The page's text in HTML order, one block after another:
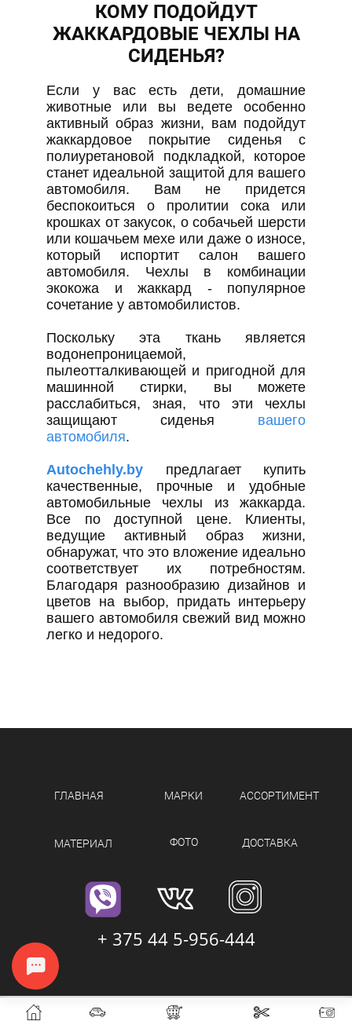
КОМУ ПОДОЙДУТ
ЖАККАРДОВЫЕ ЧЕХЛЫ НА
СИДЕНЬЯ?
Если у вас есть дети, домашние
животные или вы ведете особенно
активный образ жизни, вам подойдут
жаккардовое покрытие сиденья с
полиуретановой подкладкой, которое
станет идеальной защитой для вашего
автомобиля. Вам не придется
беспокоиться о пролитии сока или
крошках от закусок, о собачьей шерсти
или кошачьем мехе или даже о износе,
который испортит салон вашего
автомобиля. Чехлы в комбинации
экокожа и жаккард - популярное
сочетание у автомобилистов.
Поскольку эта ткань является
водонепроницаемой,
пылеотталкивающей и пригодной для
машинной стирки, вы можете
расслабиться, зная, что эти чехлы
защищают сиденья вашего
автомобиля.
Autochehly.by предлагает купить
качественные, прочные и удобные
автомобильные чехлы из жаккарда.
Все по доступной цене. Клиенты,
ведущие активный образ жизни,
обнаружат, что это вложение идеально
соответствует их потребностям.
Благодаря разнообразию дизайнов и
цветов на выбор, придать интерьеру
вашего автомобиля свежий вид можно
легко и недорого.
ГЛАВНАЯ
МАТЕРИАЛ
МАРКИ
ФОТО
АССОРТИМЕНТ
ДОСТАВКА
+ 375 44 5-956-444